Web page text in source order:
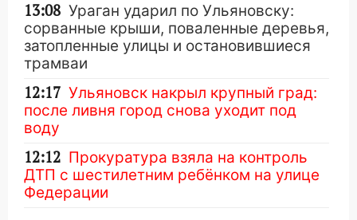
13:08 Ураган ударил по Ульяновску:
сорванные крыши, поваленные деревья,
затопленные улицы и остановившиеся
трамваи
12:17 Ульяновск накрыл крупный град:
после ливня город снова уходит под
воду
12:12 Прокуратура взяла на контроль
ДТП с шестилетним ребёнком на улице
Федерации